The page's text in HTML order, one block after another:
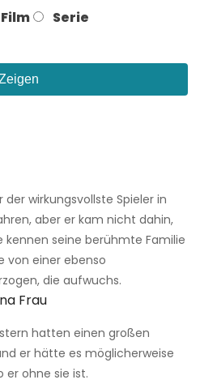
Film Serie
der wirkungsvollste Spieler in
aber er kam nicht dahin,
kennen seine berühmte Familie
von einer ebenso
die aufwuchs.
Frau
hatten einen großen
er hätte es möglicherweise
ohne sie ist.